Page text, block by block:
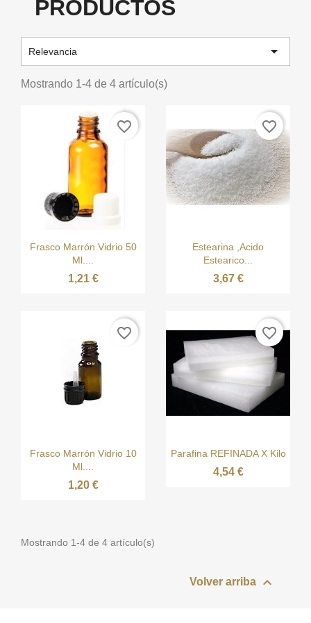
PRODUCTOS
Relevancia 
Mostrando 1-4 de 4 artículo(s)
 Vista rápida
Frasco Marrón Vidrio 50
Ml....
1,21 €
favorite_border
Vista rápida
Estearina ,Acido
Estearico...
3,67 €
favorite_border
 Vista rápida
Frasco Marrón Vidrio 10
Ml....
1,20 €
favorite_border
Vista rápida
Parafina REFINADA X Kilo
4,54 €
favorite_border
Mostrando 1-4 de 4 artículo(s)
Volver arriba 